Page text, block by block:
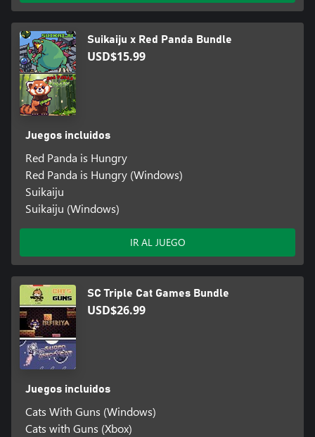
Suikaiju x Red Panda Bundle
USD$15.99
Juegos incluidos
Red Panda is Hungry
Red Panda is Hungry (Windows)
Suikaiju
Suikaiju (Windows)
IR AL JUEGO
SC Triple Cat Games Bundle
USD$26.99
Juegos incluidos
Cats With Guns (Windows)
Cats with Guns (Xbox)